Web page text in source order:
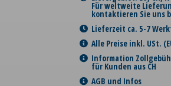
Für weltweite
kontaktieren Sie uns
Lieferzeit ca. 5-7
Alle Preise inkl. USt.
Information
für Kunden aus CH
AGB und Infos